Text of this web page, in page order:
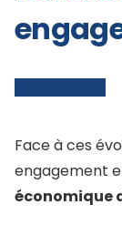
Face à ces
engagement
économique